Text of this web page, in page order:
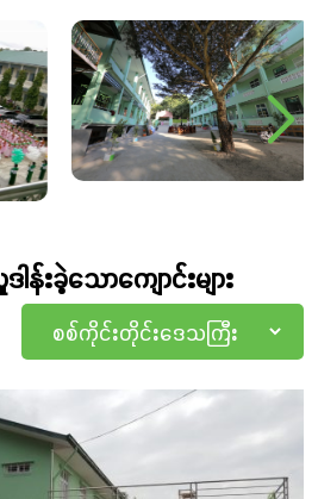
င်းများမှသာ စာတတ်မြောက်ခွင့်ရရှိ
ောက်လုပ်ခြင်းစီမံကိန်းအတွက်
သော ဘုန်းတော်ကြီးသင်
အကျိူးသက်ရောက်မှု
ြီးမှ စံနှုန်းနှင့် ကိုက်ညီသော
းကို ဆောက်လုပ်ပေးခြင်း
းခဲ့သောကျောင်းများ